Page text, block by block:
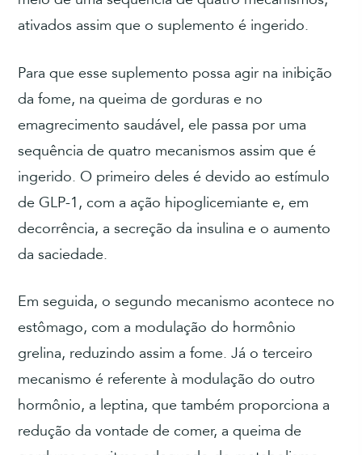
ativados assim que o suplemento é ingerido.
Para que esse suplemento possa agir na inibição
da fome, na queima de gorduras e no
emagrecimento saudável, ele passa por uma
sequência de quatro mecanismos assim que é
ingerido. O primeiro deles é devido ao estímulo
de GLP-1, com a ação hipoglicemiante e, em
decorrência, a secreção da insulina e o aumento
da saciedade.
Em seguida, o segundo mecanismo acontece no
estômago, com a modulação do hormônio
grelina, reduzindo assim a fome. Já o terceiro
mecanismo é referente à modulação do outro
hormônio, a leptina, que também proporciona a
redução da vontade de comer, a queima de